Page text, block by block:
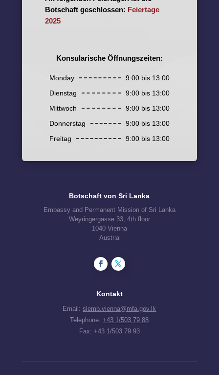
Botschaft geschlossen: Feiertage
2025
Konsularische Öffnungszeiten:
Monday
9:00 bis 13:00
Dienstag
9:00 bis 13:00
Mittwoch
9:00 bis 13:00
Donnerstag
9:00 bis 13:00
Freitag
9:00 bis 13:00
Botschaft von Sri Lanka
Embassy and Permanent Mission of Sri Lanka
Weyringergasse 33, 4th floor
1040 Vienna
Austria
Kontakt
Email:slemb.vienna@mfa.gov.lk
Telephone:+43 1/503 79 88
Fax: +43 1/503 79 93